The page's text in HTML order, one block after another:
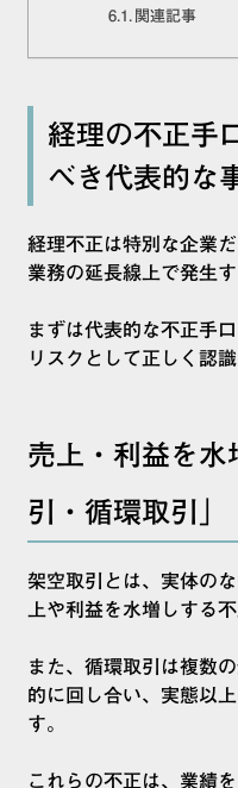
関連記事
経理の不正手
べき代表的な
経理不正は特別な企業
業務の延長線上で発生
まずは代表的な不正手
リスクとして正しく認識
売上・利益を水
引・循環取引」
架空取引とは、実体の
上や利益を水増しする不
また、循環取引は複数
的に回し合い、実態以
す。
これらの不正は、業績